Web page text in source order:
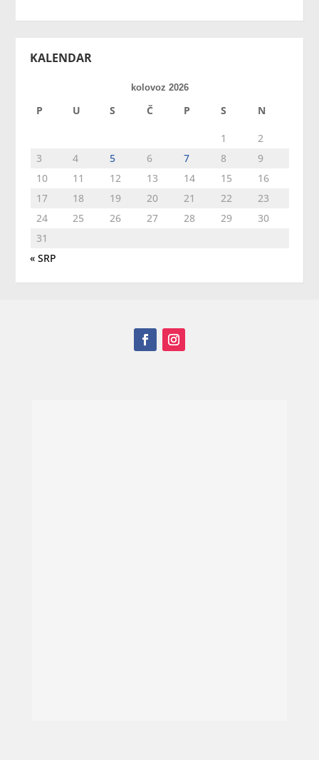
KALENDAR
kolovoz 2026
P U S Č P S N
1
2
3
4 5 6 7 8
9
10
11 12 13 14 15
16
17
18 19 20 21 22
23
24
25 26 27 28 29
30
31
« SRP